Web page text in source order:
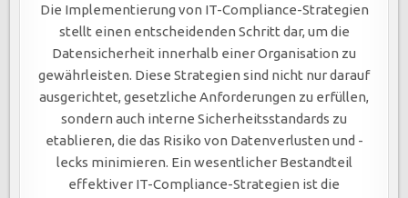
COMPLIANCE-
STRATEGIEN:
SCHLÜSSEL
ZUR
DATENSICHERHEIT
UND
MINIMIERUNG
VON
RISIKEN
DURCH
UMFASSENDE
RISIKOANALYSEN
UND
Die Implementierung von IT-Compliance-Strategien
stellt einen entscheidenden Schritt dar, um die
Datensicherheit innerhalb einer Organisation zu
gewährleisten. Diese Strategien sind nicht nur darauf
ausgerichtet, gesetzliche Anforderungen zu erfüllen,
sondern auch interne Sicherheitsstandards zu
etablieren, die das Risiko von Datenverlusten und -
lecks minimieren. Ein wesentlicher Bestandteil
effektiver IT-Compliance-Strategien ist die